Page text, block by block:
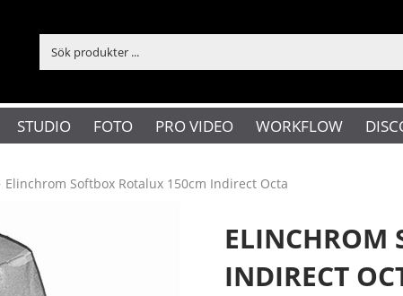
STUDIO FOTO PRO VIDEO WORKFLOW
Elinchrom Softbox Rotalux 150cm Indirect Octa
ELINCHROM
INDIRECT